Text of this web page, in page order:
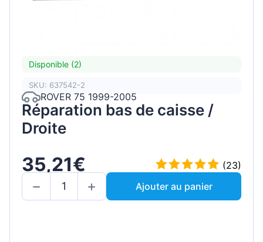
Disponible (2)
SKU: 637542-2
ROVER 75 1999-2005
Réparation bas de caisse /
Droite
35,21€
(23)
Ajouter au panier